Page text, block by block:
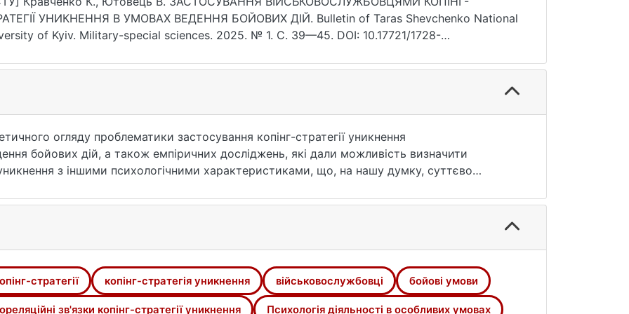
УНИКНЕННЯ В УМОВАХ ВЕДЕННЯ БОЙОВИХ ДІЙ. Bulletin of Taras Shevchenko National
of Kyiv. Military-special sciences. 2025. № 1. С. 39—45. DOI: 10.17721/1728-
огляду проблематики застосування копінг-стратегії уникнення
бойових дій, а також емпіричних досліджень, які дали можливість визначити
уникнення з іншими психологічними характеристиками, що, на нашу думку, суттєво
України, проблематика застосування військовослужбовцями копінг-стратегії
теоретичні методи, а саме: аналізу, синтезу, узагальнення, порівняння, систематизації.
англійською та українською мовами, що містить суто наукову й актуальну на
емпіричних методів дослідження використано метод тестування.
досліджень українських і зарубіжних науковців щодо особливостей стратегії
зацікавленість наукової спільноти в її опрацьовуванні була б значно більшою, якщо б як
стратегії копінг-стратегія уникнення військовослужбовці бойові умови
зв'язки копінг-стратегії уникнення Психологія діяльності в особливих умовах